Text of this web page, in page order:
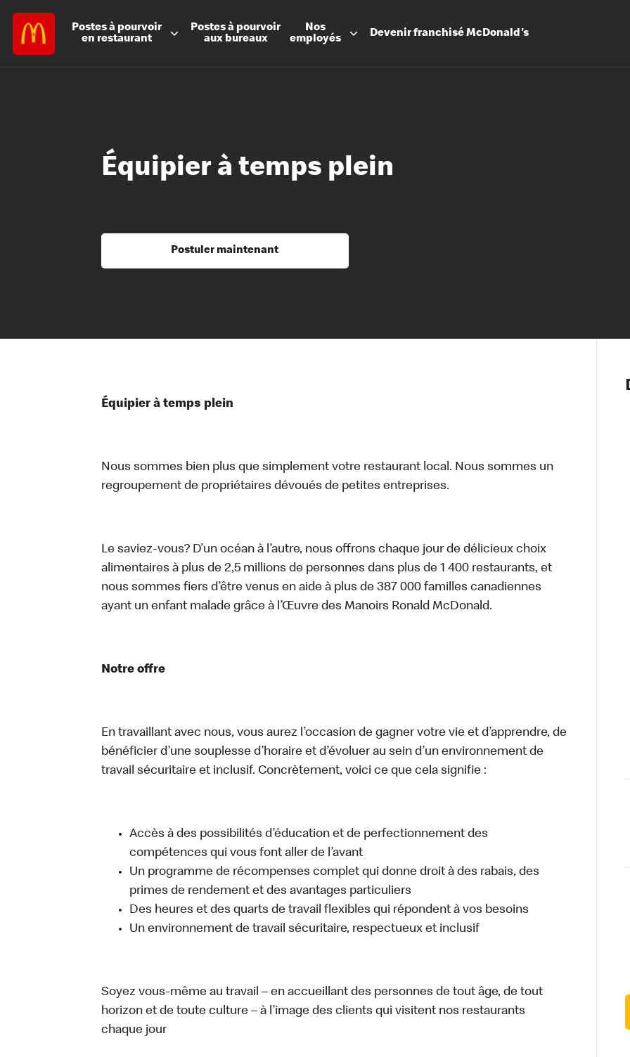
Postes à pourvoir
en restaurant
Postes à pourvoir
aux bureaux
Nos
employés
DevenirfranchiséMcDonald's
Les
Notre
Nos
Santé et
Équipier à temps plein
Postuler maintenant
Équipier à temps plein
Nous sommes bien plus que simplement votre restaurant local. Nous sommes un
regroupement de propriétaires dévoués de petites entreprises.
Le saviez-vous? D’un océan à l’autre, nous offrons chaque jour de délicieux choix
alimentaires à plus de 2,5 millions de personnes dans plus de 1 400 restaurants, et
nous sommes fiers d’être venus en aide à plus de 387 000 familles canadiennes
ayant un enfant malade grâce à l’Œuvre des Manoirs Ronald McDonald.
Notre offre
En travaillant avec nous, vous aurez l’occasion de gagner votre vie et d’apprendre, de
bénéficier d’une souplesse d’horaire et d’évoluer au sein d’un environnement de
travail sécuritaire et inclusif. Concrètement, voici ce que cela signifie :
Accès à des possibilités d’éducation et de perfectionnement des
compétences qui vous font aller de l’avant
Un programme de récompenses complet qui donne droit à des rabais, des
primes de rendement et des avantages particuliers
Des heures et des quarts de travail flexibles qui répondent à vos besoins
Un environnement de travail sécuritaire, respectueux et inclusif
Soyez vous-même au travail – en accueillant des personnes de tout âge, de tout
horizon et de toute culture – à l’image des clients qui visitent nos restaurants
chaque jour